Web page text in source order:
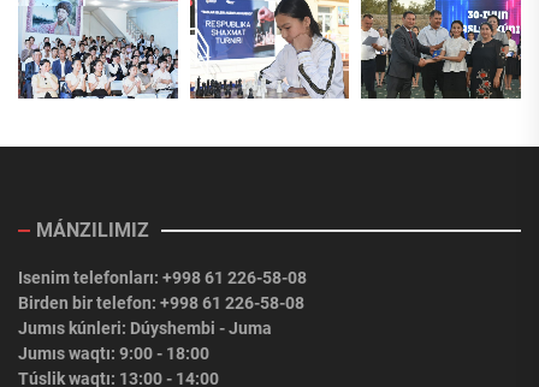
MÁNZILIMIZ
Isenim telefonları: +998 61 226-58-08
Birden bir telefon: +998 61 226-58-08
Jumıs kúnleri: Dúyshembi - Juma
Jumıs waqtı: 9:00 - 18:00
Túslik waqtı: 13:00 - 14:00